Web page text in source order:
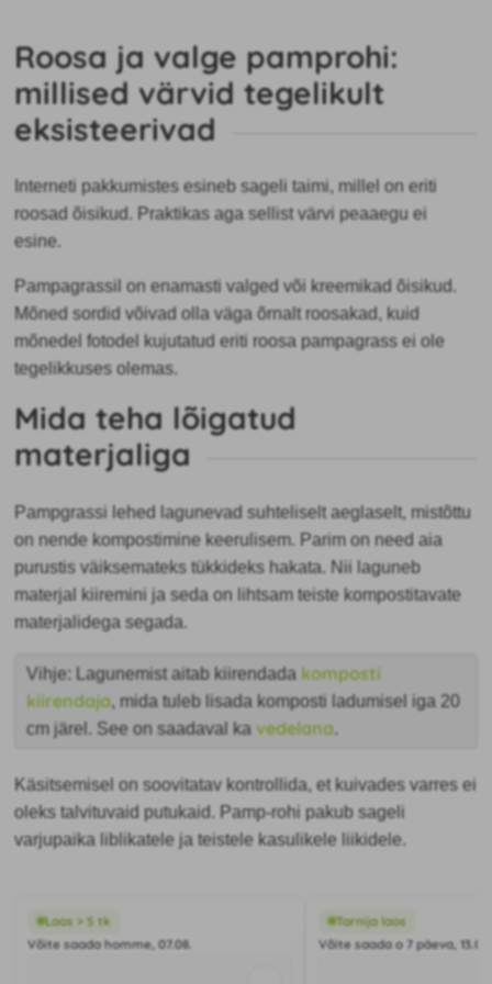
Roosa ja valge pamprohi:
millised värvid tegelikult
eksisteerivad
Interneti pakkumistes esineb sageli taimi, millel on eriti
roosad õisikud. Praktikas aga sellist värvi peaaegu ei
esine.
Pampagrassil on enamasti valged või kreemikad õisikud.
Mõned sordid võivad olla väga õrnalt roosakad, kuid
mõnedel fotodel kujutatud eriti roosa pampagrass ei ole
tegelikkuses olemas.
Mida teha lõigatud
materjaliga
Pampgrassi lehed lagunevad suhteliselt aeglaselt, mistõttu
on nende kompostimine keerulisem. Parim on need aia
purustis väiksemateks tükkideks hakata. Nii laguneb
materjal kiiremini ja seda on lihtsam teiste kompostitavate
materjalidega segada.
Vihje: Lagunemist aitab kiirendada komposti
kiirendaja, mida tuleb lisada komposti ladumisel iga 20
cm järel. See on saadaval kavedelana.
Käsitsemisel on soovitatav kontrollida, et kuivades varres ei
oleks talvituvaid putukaid. Pamp-rohi pakub sageli
varjupaika liblikatele ja teistele kasulikele liikidele.
Laos > 5 tk
Võite saada homme, 07.08.
Tarnija laos
Võite saada o 7 päeva, 13.08.